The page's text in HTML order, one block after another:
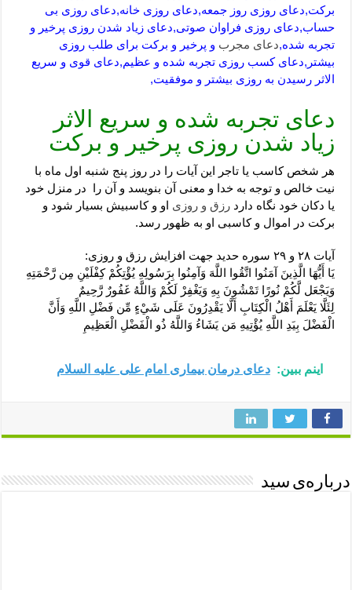
برکت,دعای روزی روز جمعه,دعای روزی خانه,دعای روزی بی
حساب,دعای روزی فراوان صوتی,دعای زیاد شدن روزی پرخیر و
تجربه شده,دعای مجرب و پرخیر و برکت برای طلب روزی
بیشتر,دعای کسب روزی تجربه شده و عظیم,دعای قوی و سریع
الاثر رسیدن به روزی بیشتر و موفقیت,
دعای تجربه شده و سریع الاثر
زیاد شدن روزی پرخیر و برکت
هر شخص کاسب یا تاجر این آیات را در روز پنج شنبه اول ماه با
نیت خالص و توجه به خدا و معنی آن بنویسد و آن را در منزل خود
یا دکان خود نگاه داردرزق و روزی او و کاسبیش بسیار شود و
برکت در اموال و کاسبی او به ظهور رسد.
آیات ۲۸ و ۲۹ سوره حدید جهت افزایش رزق و روزی:
يَا أَيُّهَا الَّذِينَ آمَنُوا اتَّقُوا اللَّهَ وَآمِنُوا بِرَسُولِهِ يُؤْتِكُمْ كِفْلَيْنِ مِن رَّحْمَتِهِ
وَيَجْعَل لَّكُمْ نُورًا تَمْشُونَ بِهِ وَيَغْفِرْ لَكُمْ وَاللَّهُ غَفُورٌ رَّحِيمٌ
لِئَلَّا يَعْلَمَ أَهْلُ الْكِتَابِ أَلَّا يَقْدِرُونَ عَلَى شَيْءٍ مِّن فَضْلِ اللَّهِ وَأَنَّ
الْفَضْلَ بِيَدِ اللَّهِ يُؤْتِيهِ مَن يَشَاءُ وَاللَّهُ ذُو الْفَضْلِ الْعَظِيمِ
اینم ببین: دعای درمان بیماری امام علی علیه السلام
درباره‌ی سید